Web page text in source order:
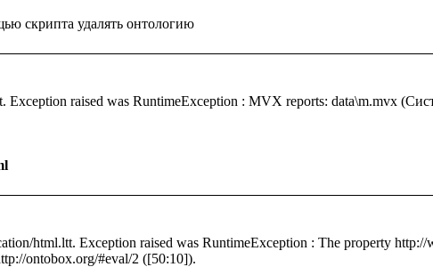
ontobox.org/#eval/2 ([50:10]).